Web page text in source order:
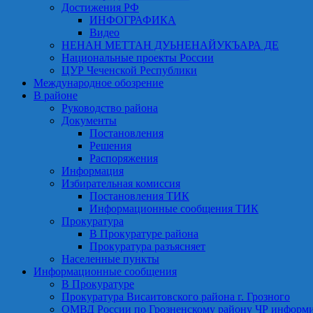
Достижения РФ
ИНФОГРАФИКА
Видео
НЕНАН МЕТТАН ДУЬНЕНАЙУКЪАРА ДЕ
Национальные проекты России
ЦУР Чеченской Республики
Международное обозрение
В районе
Руководство района
Документы
Постановления
Решения
Распоряжения
Информация
Избирательная комиссия
Постановления ТИК
Информационные сообщения ТИК
Прокуратура
В Прокуратуре района
Прокуратура разъясняет
Населенные пункты
Информационные сообщения
В Прокуратуре
Прокуратура Висаитовского района г. Грозного
ОМВД России по Грозненскому району ЧР